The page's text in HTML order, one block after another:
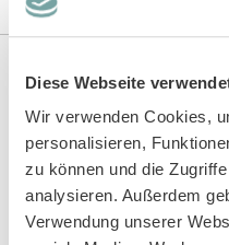
Diese Webseite
Wir verwenden Cookies,
personalisieren,
zu können und die
analysieren. Außerdem
Verwendung unserer
Angaben zur Produktsicherheit